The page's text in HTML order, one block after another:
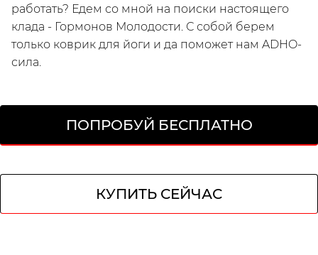
работать? Едем со мной на поиски настоящего
клада - Гормонов Молодости. С собой берем
только коврик для йоги и да поможет нам ADHO-
сила.
ПОПРОБУЙ БЕСПЛАТНО
КУПИТЬ СЕЙЧАС